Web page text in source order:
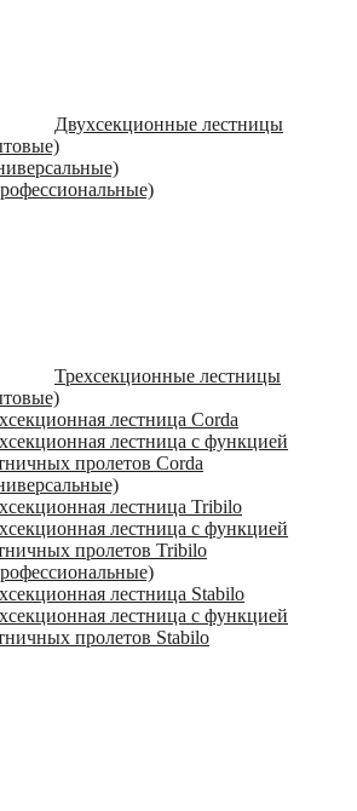
Двухсекционные лестницы
Трехсекционные лестницы
лестница Corda
лестница с функцией
пролетов Corda
лестница Tribilo
лестница с функцией
пролетов Tribilo
лестница Stabilo
лестница с функцией
пролетов Stabilo